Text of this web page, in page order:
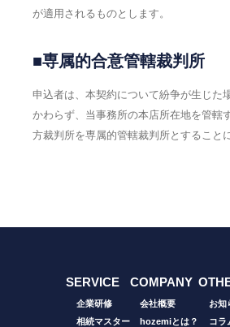
が適用されるものとします。
■専属的合意管轄裁判所
申込者は、本契約について紛争が生じた
かわらず、当事務所の本店所在地を管轄
方裁判所を専属的管轄裁判所とすること
SERVICE
企業研修
相続マスター
COMPANY
会社概要
hozemiとは？
お知
コラ